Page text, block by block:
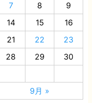
7 8
9
14 15
16
21 22
23
28 29
30
9月 »